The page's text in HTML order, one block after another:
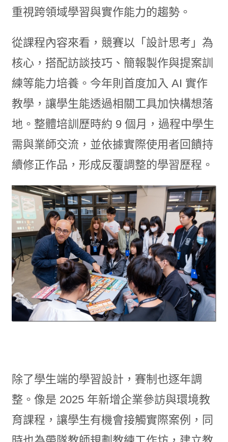
重視跨領域學習與實作能力的趨勢。
從課程內容來看，競賽以「設計思考」為
核心，搭配訪談技巧、簡報製作與提案訓
練等能力培養。今年則首度加入 AI 實作
教學，讓學生能透過相關工具加快構想落
地。整體培訓歷時約 9 個月，過程中學生
需與業師交流，並依據實際使用者回饋持
續修正作品，形成反覆調整的學習歷程。
除了學生端的學習設計，賽制也逐年調
整。像是 2025 年新增企業參訪與環境教
育課程，讓學生有機會接觸實際案例，同